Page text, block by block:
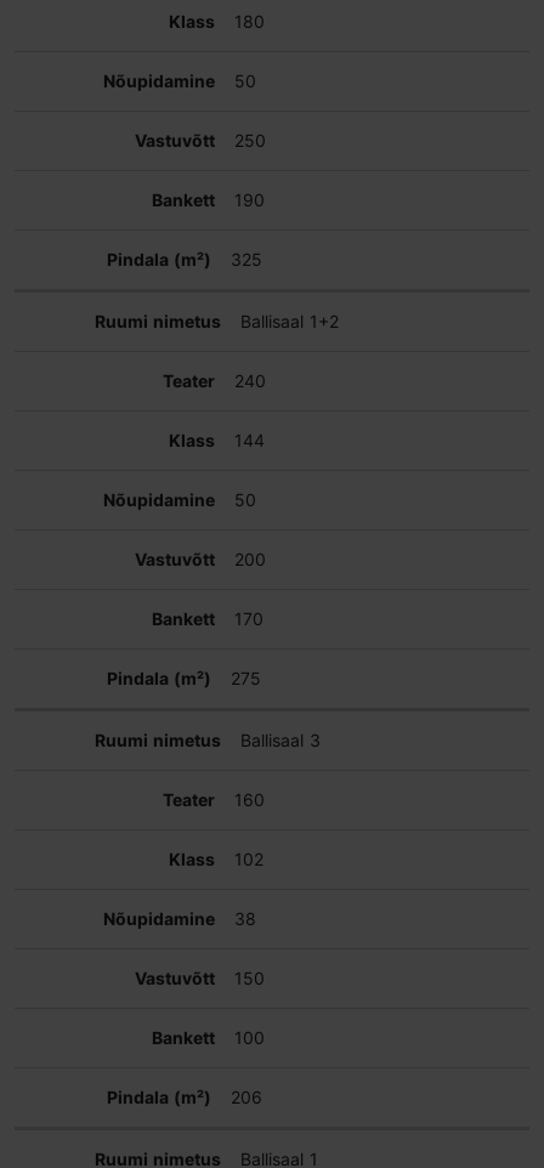
180
50
250
190
325
Ballisaal 1+2
240
144
50
200
170
275
Ballisaal 3
160
102
38
150
100
206
Ballisaal 1